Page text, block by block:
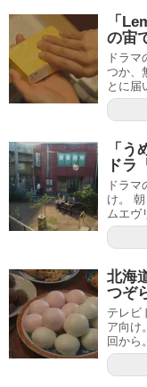
「
の宙
ドラ
つか、
とに届
「
ドラ
ドラ
け。
ムエヴ
北海
つぞ
テレビ
ア向け
回から